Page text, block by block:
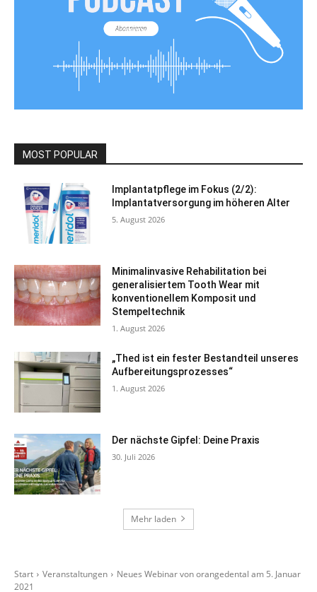
MOST POPULAR
Implantatpflege im Fokus (2/2):
Implantatversorgung im höheren Alter
5. August 2026
Minimalinvasive Rehabilitation bei
generalisiertem Tooth Wear mit
konventionellem Komposit und
Stempeltechnik
1. August 2026
„Thed ist ein fester Bestandteil unseres
Aufbereitungsprozesses“
1. August 2026
Der nächste Gipfel: Deine Praxis
30. Juli 2026
Mehr laden